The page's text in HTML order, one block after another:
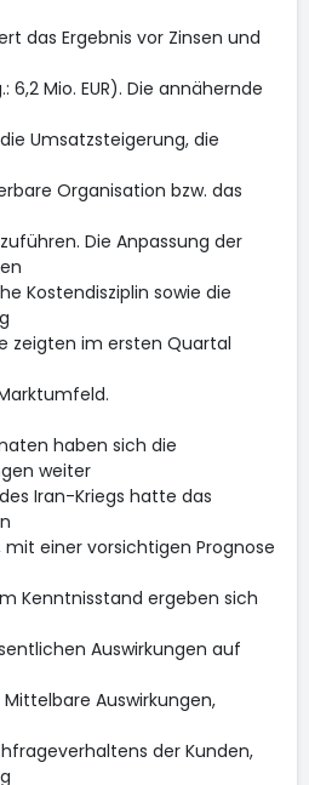
das Ergebnis vor Zinsen und
6,2 Mio. EUR). Die annähernde
Umsatzsteigerung, die
Organisation bzw. das
Die Anpassung der
Kostendisziplin sowie die
zeigten im ersten Quartal
haben sich die
weiter
Iran-Kriegs hatte das
einer vorsichtigen Prognose
Kenntnisstand ergeben sich
Auswirkungen auf
Auswirkungen,
der Kunden,